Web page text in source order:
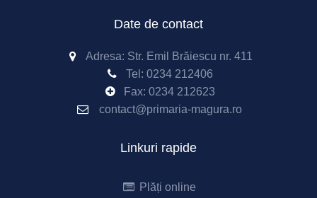
Date de contact
Adresa: Str. Emil Brăiescu nr. 411
Tel: 0234 212406
Fax: 0234 212623
contact@primaria-magura.ro
Linkuri rapide
Plăți online